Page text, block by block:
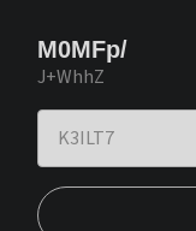
M0MFp/
J+WhhZ